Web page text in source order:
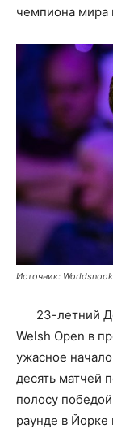
чемпиона мира
Источник:
23-летний
Welsh Open в
ужасное
десять матчей
полосу
раунде в